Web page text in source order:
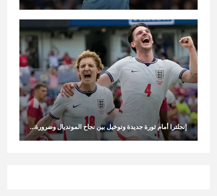
إنجلترا أمام ثورة جديدة وتوخيل بين نجاح المونديال وضرورة…